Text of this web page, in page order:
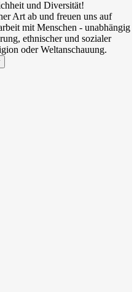
und Diversität!
Art ab und freuen uns auf
mit Menschen - unabhängig
ethnischer und sozialer
oder Weltanschauung.